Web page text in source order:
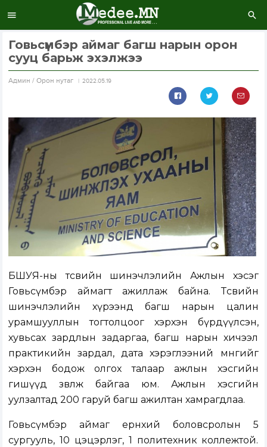
Говьсүмбэр аймаг багш нарын орон
сууц барьж эхэлжээ
Aдмин / Орон нутаг 2022.05.19
БШУЯ-ны төсвийн шинэчлэлийн Ажлын хэсэг
Говьсүмбэр аймагт ажиллаж байна. Төсвийн
шинэчлэлийн хүрээнд багш нарын цалин
урамшууллын тогтолцоог хэрхэн бүрдүүлсэн,
хувьсах зардлын задаргаа, багш нарын хичээл
практикийн зардал, дата хэрэглээний мөнгийг
хэрхэн бодож олгох талаар ажлын хэсгийн
гишүүд зөвлөж байгаа юм. Ажлын хэсгийн
уулзалтад 200 гаруй багш ажилтан хамрагдлаа.
Говьсүмбэр аймаг ерөнхий боловсролын 5
сургууль, 10 цэцэрлэг, 1 политехник коллежтой.